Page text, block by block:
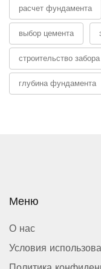
расчет фундамента
выбор цемента
строительство забора
глубина фундамента
Меню
О нас
Условия